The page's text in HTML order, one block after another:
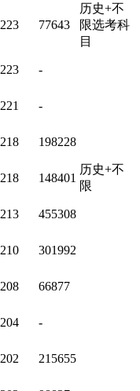
223 77643
历史+不
限选考科
目
223 -
221 -
218 198228
218 148401
历史+不
限
213 455308
210 301992
208 66877
204 -
202 215655